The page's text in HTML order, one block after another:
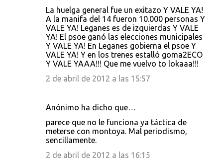
La huelga general fue un exitazo Y VALE YA!
A la manifa del 14 fueron 10.000 personas Y
VALE YA! Leganes es de izquierdas Y VALE
YA! El psoe ganó las elecciones municipales
Y VALE YA! En Leganes gobierna el psoe Y
VALE YA! Y en los trenes estalló goma2ECO
Y VALE YAAA!!! Que me vuelvo to lokaaa!!!
2 de abril de 2012 a las 15:57
Anónimo ha dicho que…
parece que no le funciona ya táctica de
meterse con montoya. Mal periodismo,
sencillamente.
2 de abril de 2012 a las 16:15